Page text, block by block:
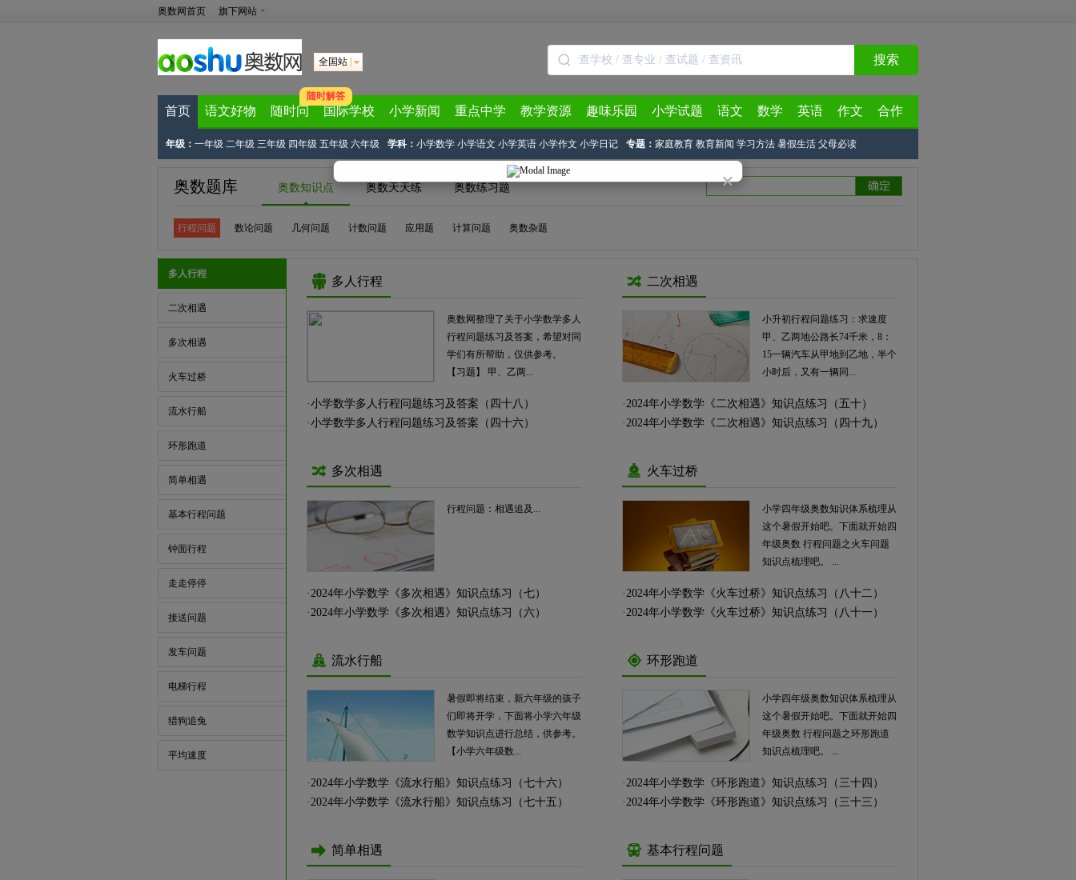
×
奥数网首页 旗下网站
全国站 搜索
首页 语文好物 随时问
随时解答
国际学校 小学新闻 重点中学 教学资源 趣味乐园 小学试题 语文 数学 英语 作文 合作
年级： 一年级 二年级 三年级 四年级 五年级 六年级 学科： 小学数学 小学语文 小学英语 小学作文 小学日记 专题： 家庭教育 教育新闻 学习方法 暑假生活 父母必读
奥数题库 奥数知识点 奥数天天练 奥数练习题
行程问题 数论问题 几何问题 计数问题 应用题 计算问题 奥数杂题
多人行程
二次相遇
多次相遇
火车过桥
流水行船
环形跑道
简单相遇
基本行程问题
钟面行程
走走停停
接送问题
发车问题
电梯行程
猎狗追兔
平均速度
多人行程
奥数网整理了关于小学数学多人
行程问题练习及答案，希望对同
学们有所帮助，仅供参考。
【习题】 甲、乙两...
·小学数学多人行程问题练习及答案（四十八）
·小学数学多人行程问题练习及答案（四十六）
二次相遇
小升初行程问题练习：求速度
甲、乙两地公路长74千米，8：
15一辆汽车从甲地到乙地，半个
小时后，又有一辆同...
·2024年小学数学《二次相遇》知识点练习（五十）
·2024年小学数学《二次相遇》知识点练习（四十九）
多次相遇
行程问题：相遇追及...
·2024年小学数学《多次相遇》知识点练习（七）
·2024年小学数学《多次相遇》知识点练习（六）
火车过桥
小学四年级奥数知识体系梳理从
这个暑假开始吧。下面就开始四
年级奥数 行程问题之火车问题
知识点梳理吧。 ...
·2024年小学数学《火车过桥》知识点练习（八十二）
·2024年小学数学《火车过桥》知识点练习（八十一）
流水行船
暑假即将结束，新六年级的孩子
们即将开学，下面将小学六年级
数学知识点进行总结，供参考。
【小学六年级数...
·2024年小学数学《流水行船》知识点练习（七十六）
·2024年小学数学《流水行船》知识点练习（七十五）
环形跑道
小学四年级奥数知识体系梳理从
这个暑假开始吧。下面就开始四
年级奥数 行程问题之环形跑道
知识点梳理吧。 ...
·2024年小学数学《环形跑道》知识点练习（三十四）
·2024年小学数学《环形跑道》知识点练习（三十三）
简单相遇 基本行程问题